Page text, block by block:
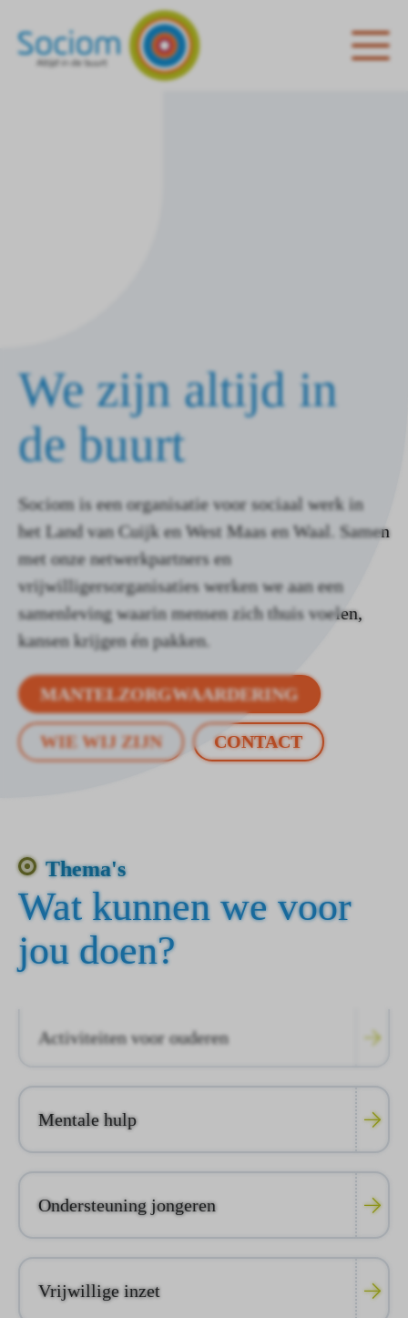
We zijn altijd in
de buurt
Sociom is een organisatie voor sociaal werk in
het Land van Cuijk en West Maas en Waal. Samen
met onze netwerkpartners en
vrijwilligersorganisaties werken we aan een
samenleving waarin mensen zich thuis voelen,
kansen krijgen én pakken.
MANTELZORGWAARDERING
WIE WIJ ZIJN CONTACT
Thema's
Wat kunnen we voor
jou doen?
Activiteiten voor ouderen
Mentale hulp
Ondersteuning jongeren
Vrijwillige inzet